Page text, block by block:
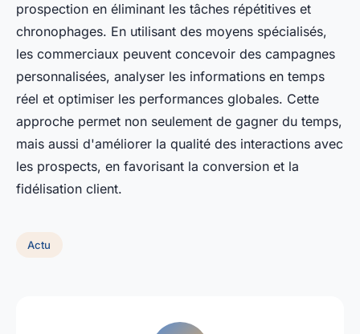
prospection en éliminant les tâches répétitives et
chronophages. En utilisant des moyens spécialisés,
les commerciaux peuvent concevoir des campagnes
personnalisées, analyser les informations en temps
réel et optimiser les performances globales. Cette
approche permet non seulement de gagner du temps,
mais aussi d'améliorer la qualité des interactions avec
les prospects, en favorisant la conversion et la
fidélisation client.
Actu